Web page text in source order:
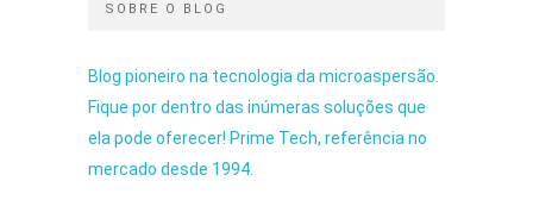
SOBRE O BLOG
Blog pioneiro na tecnologia da microaspersão.
Fique por dentro das inúmeras soluções que
ela pode oferecer! Prime Tech, referência no
mercado desde 1994.